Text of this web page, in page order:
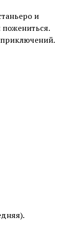
и
пожениться.